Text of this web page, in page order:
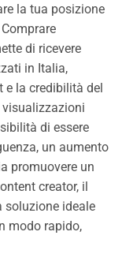
la tua posizione
di ricevere
in Italia,
e la credibilità del
visualizzazioni
di essere
un aumento
promuovere un
creator, il
soluzione ideale
modo rapido,